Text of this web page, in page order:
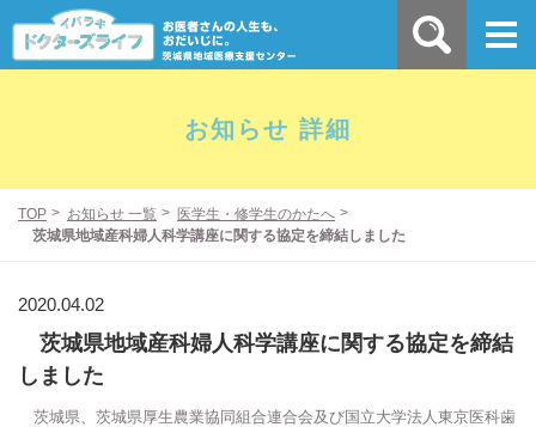
お知らせ 詳細
TOP お知らせ 一覧
医学生・修学生のかたへ
茨城県地域産科婦人科学講座に関する協定を締結しました
2020.04.02
茨城県地域産科婦人科学講座に関する協定を締結
しました
茨城県、茨城県厚生農業協同組合連合会及び国立大学法人東京医科歯